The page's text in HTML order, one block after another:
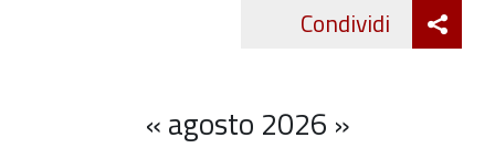
Condividi
«agosto 2026 »